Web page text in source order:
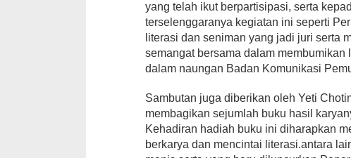
yang telah ikut berpartisipasi, serta
terselenggaranya kegiatan ini seperti
literasi dan seniman yang jadi juri serta
semangat bersama dalam
dalam naungan Badan Komunikasi
Sambutan juga diberikan oleh Yeti
membagikan sejumlah buku hasil
Kehadiran hadiah buku ini diharapkan
berkarya dan mencintai literasi.antara